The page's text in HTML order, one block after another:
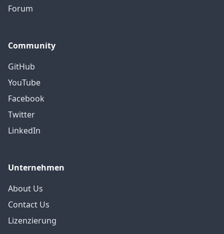
Forum
Community
GitHub
YouTube
Facebook
Twitter
LinkedIn
Unternehmen
About Us
Contact Us
Lizenzierung